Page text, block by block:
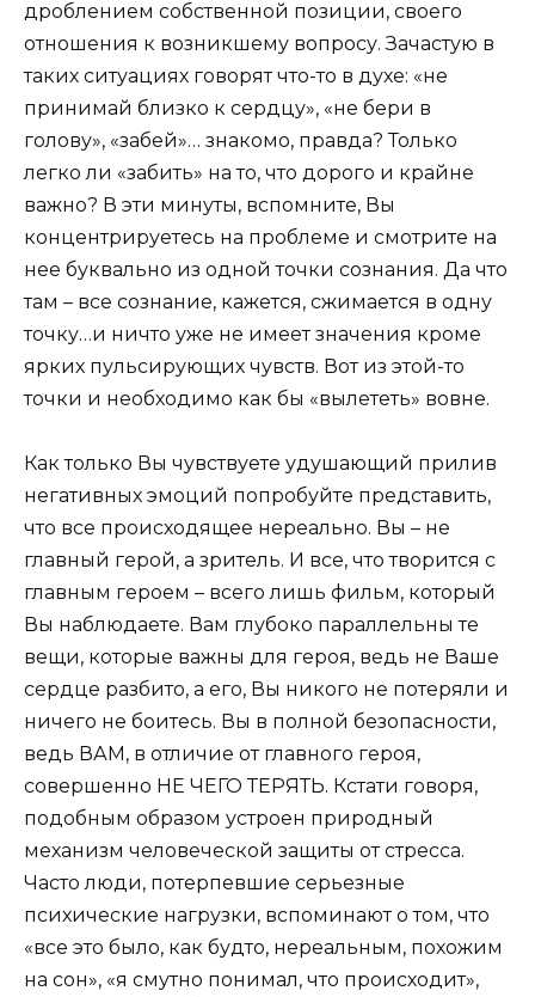
дроблением собственной позиции, своего
отношения к возникшему вопросу. Зачастую в
таких ситуациях говорят что-то в духе: «не
принимай близко к сердцу», «не бери в
голову», «забей»… знакомо, правда? Только
легко ли «забить» на то, что дорого и крайне
важно? В эти минуты, вспомните, Вы
концентрируетесь на проблеме и смотрите на
нее буквально из одной точки сознания. Да что
там – все сознание, кажется, сжимается в одну
точку…и ничто уже не имеет значения кроме
ярких пульсирующих чувств. Вот из этой-то
точки и необходимо как бы «вылететь» вовне.
Как только Вы чувствуете удушающий прилив
негативных эмоций попробуйте представить,
что все происходящее нереально. Вы – не
главный герой, а зритель. И все, что творится с
главным героем – всего лишь фильм, который
Вы наблюдаете. Вам глубоко параллельны те
вещи, которые важны для героя, ведь не Ваше
сердце разбито, а его, Вы никого не потеряли и
ничего не боитесь. Вы в полной безопасности,
ведь ВАМ, в отличие от главного героя,
совершенно НЕ ЧЕГО ТЕРЯТЬ. Кстати говоря,
подобным образом устроен природный
механизм человеческой защиты от стресса.
Часто люди, потерпевшие серьезные
психические нагрузки, вспоминают о том, что
«все это было, как будто, нереальным, похожим
на сон», «я смутно понимал, что происходит»,